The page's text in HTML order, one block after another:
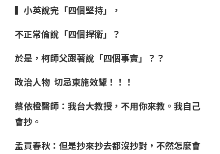
▍小英說完「四個堅持」，
不正常倫說「四個捍衛」？
於是，柯師父跟著說「四個事實」？？
政治人物 切忌東施效顰！！！
蔡依橙醫師：我台大教授，不用你來教。我自己
會抄。
孟買春秋：但是抄來抄去都沒抄對，不然怎麼會